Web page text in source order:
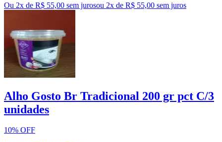
Ou 2x de R$ 55,00 sem jurosou 2x de R$ 55,00 sem juros
Alho Gosto Br Tradicional 200 gr pct C/3
unidades
10% OFF